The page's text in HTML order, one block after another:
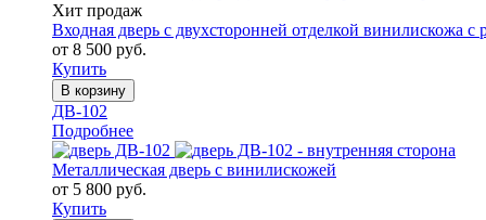
Хит продаж
Входная дверь с двухсторонней отделкой винилискожа с
от 8 500 руб.
Купить
В корзину
ДВ-102
Подробнее
Металлическая дверь с винилискожей
от 5 800 руб.
Купить